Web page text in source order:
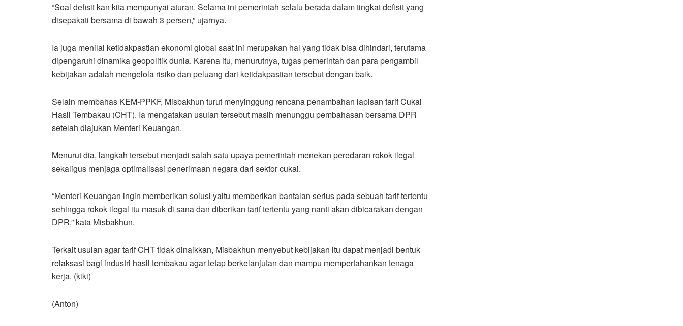
“Soal defisit kan kita mempunyai aturan. Selama ini pemerintah selalu berada dalam tingkat defisit yang
disepakati bersama di bawah 3 persen,” ujarnya.
Ia juga menilai ketidakpastian ekonomi global saat ini merupakan hal yang tidak bisa dihindari, terutama
dipengaruhi dinamika geopolitik dunia. Karena itu, menurutnya, tugas pemerintah dan para pengambil
kebijakan adalah mengelola risiko dan peluang dari ketidakpastian tersebut dengan baik.
Selain membahas KEM-PPKF, Misbakhun turut menyinggung rencana penambahan lapisan tarif Cukai
Hasil Tembakau (CHT). Ia mengatakan usulan tersebut masih menunggu pembahasan bersama DPR
setelah diajukan Menteri Keuangan.
Menurut dia, langkah tersebut menjadi salah satu upaya pemerintah menekan peredaran rokok ilegal
sekaligus menjaga optimalisasi penerimaan negara dari sektor cukai.
“Menteri Keuangan ingin memberikan solusi yaitu memberikan bantalan serius pada sebuah tarif tertentu
sehingga rokok ilegal itu masuk di sana dan diberikan tarif tertentu yang nanti akan dibicarakan dengan
DPR,” kata Misbakhun.
Terkait usulan agar tarif CHT tidak dinaikkan, Misbakhun menyebut kebijakan itu dapat menjadi bentuk
relaksasi bagi industri hasil tembakau agar tetap berkelanjutan dan mampu mempertahankan tenaga
kerja. (kiki)
(Anton)